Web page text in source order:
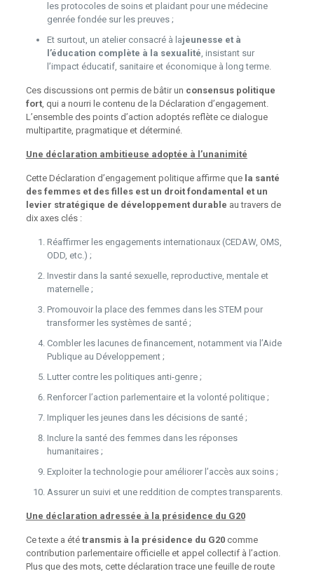
les protocoles de soins et plaidant pour une médecine
genrée fondée sur les preuves ;
Et surtout, un atelier consacré à lajeunesse et à
l’éducation complète à la sexualité, insistant sur
l’impact éducatif, sanitaire et économique à long terme.
Ces discussions ont permis de bâtir un consensus politique
fort, qui a nourri le contenu de la Déclaration d’engagement.
L’ensemble des points d’action adoptés reflète ce dialogue
multipartite, pragmatique et déterminé.
Une déclaration ambitieuse adoptée à l’unanimité
Cette Déclaration d’engagement politique affirme que la santé
des femmes et des filles est un droit fondamental et un
levier stratégique de développement durable au travers de
dix axes clés :
Réaffirmer les engagements internationaux (CEDAW, OMS,
ODD, etc.) ;
Investir dans la santé sexuelle, reproductive, mentale et
maternelle ;
Promouvoir la place des femmes dans les STEM pour
transformer les systèmes de santé ;
Combler les lacunes de financement, notamment via l’Aide
Publique au Développement ;
Lutter contre les politiques anti-genre ;
Renforcer l’action parlementaire et la volonté politique ;
Impliquer les jeunes dans les décisions de santé ;
Inclure la santé des femmes dans les réponses
humanitaires ;
Exploiter la technologie pour améliorer l’accès aux soins ;
Assurer un suivi et une reddition de comptes transparents.
Une déclaration adressée à la présidence du G20
Ce texte a été transmis à la présidence du G20comme
contribution parlementaire officielle et appel collectif à l’action.
Plus que des mots, cette déclaration trace une feuille de route